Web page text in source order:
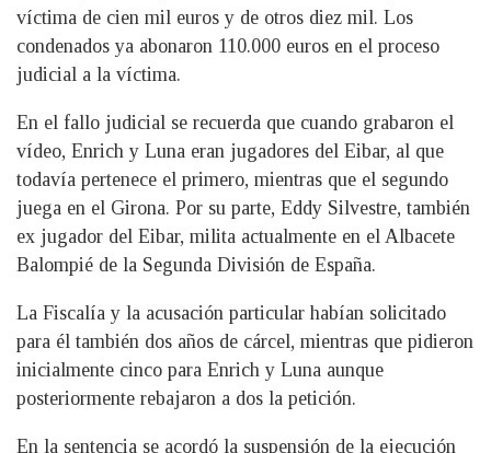
víctima de cien mil euros y de otros diez mil. Los
condenados ya abonaron 110.000 euros en el proceso
judicial a la víctima.
En el fallo judicial se recuerda que cuando grabaron el
vídeo, Enrich y Luna eran jugadores del Eibar, al que
todavía pertenece el primero, mientras que el segundo
juega en el Girona. Por su parte, Eddy Silvestre, también
ex jugador del Eibar, milita actualmente en el Albacete
Balompié de la Segunda División de España.
La Fiscalía y la acusación particular habían solicitado
para él también dos años de cárcel, mientras que pidieron
inicialmente cinco para Enrich y Luna aunque
posteriormente rebajaron a dos la petición.
En la sentencia se acordó la suspensión de la ejecución